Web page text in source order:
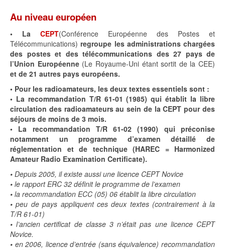
Au niveau européen
• La CEPT(Conférence Européenne des Postes et
Télécommunications) regroupe les administrations chargées
des postes et des télécommunications des 27 pays de
l’Union Européenne (Le Royaume-Uni étant sortit de la CEE)
et de 21 autres pays européens.
• Pour les radioamateurs, les deux textes essentiels sont :
• La recommandation T/R 61-01 (1985) qui établit la libre
circulation des radioamateurs au sein de la CEPT pour des
séjours de moins de 3 mois.
• La recommandation T/R 61-02 (1990) qui préconise
notamment un programme d’examen détaillé de
réglementation et de technique (HAREC = Harmonized
Amateur Radio Examination Certificate).
• Depuis 2005, il existe aussi une licence CEPT Novice
• le rapport ERC 32 définit le programme de l’examen
• la recommandation ECC (05) 06 établit la libre circulation
• peu de pays appliquent ces deux textes (contrairement à la
T/R 61-01)
• l’ancien certificat de classe 3 n’était pas une licence CEPT
Novice.
• en 2006, licence d’entrée (sans équivalence) recommandation